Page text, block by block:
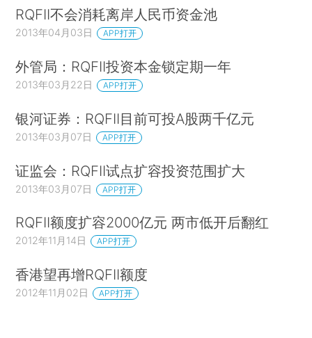
RQFII不会消耗离岸人民币资金池
2013年04月03日 APP打开
外管局：RQFII投资本金锁定期一年
2013年03月22日 APP打开
银河证券：RQFII目前可投A股两千亿元
2013年03月07日 APP打开
证监会：RQFII试点扩容投资范围扩大
2013年03月07日 APP打开
RQFII额度扩容2000亿元 两市低开后翻红
2012年11月14日 APP打开
香港望再增RQFII额度
2012年11月02日 APP打开